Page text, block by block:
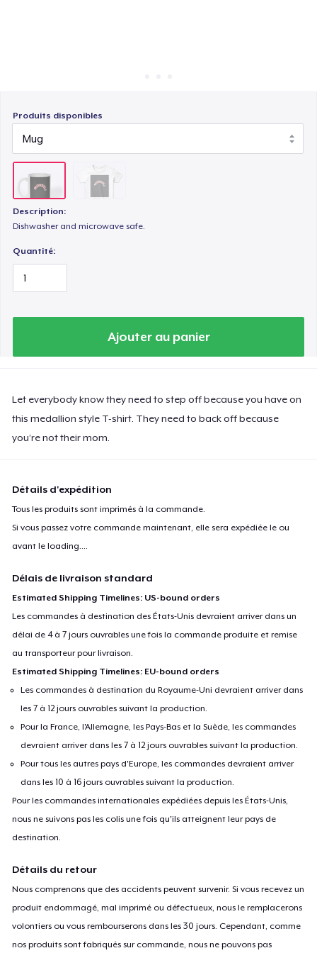
Produits disponibles
Description:
Dishwasher and microwave safe.
Quantité:
Ajouter au panier
Let everybody know they need to step off because you have on
this medallion style T-shirt. They need to back off because
you’re not their mom.
Détails d'expédition
Tous les produits sont imprimés à la commande.
Si vous passez votre commande maintenant, elle sera expédiée le ou
avant leloading....
Délais de livraison standard
Estimated Shipping Timelines: US-bound orders
Les commandes à destination des États-Unis devraient arriver dans un
délai de 4 à 7 jours ouvrables une fois la commande produite et remise
au transporteur pour livraison.
Estimated Shipping Timelines: EU-bound orders
Les commandes à destination du Royaume-Uni devraient arriver dans
les 7 à 12 jours ouvrables suivant la production.
Pour la France, l'Allemagne, les Pays-Bas et la Suède, les commandes
devraient arriver dans les 7 à 12 jours ouvrables suivant la production.
Pour tous les autres pays d'Europe, les commandes devraient arriver
dans les 10 à 16 jours ouvrables suivant la production.
Pour les commandes internationales expédiées depuis les États-Unis,
nous ne suivons pas les colis une fois qu'ils atteignent leur pays de
destination.
Détails du retour
Nous comprenons que des accidents peuvent survenir. Si vous recevez un
produit endommagé, mal imprimé ou défectueux, nous le remplacerons
volontiers ou vous rembourserons dans les 30 jours. Cependant, comme
nos produits sont fabriqués sur commande, nous ne pouvons pas